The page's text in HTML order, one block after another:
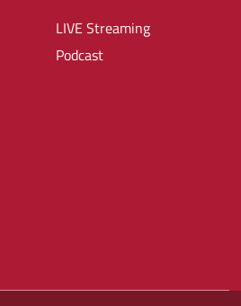
LIVE Streaming
Podcast